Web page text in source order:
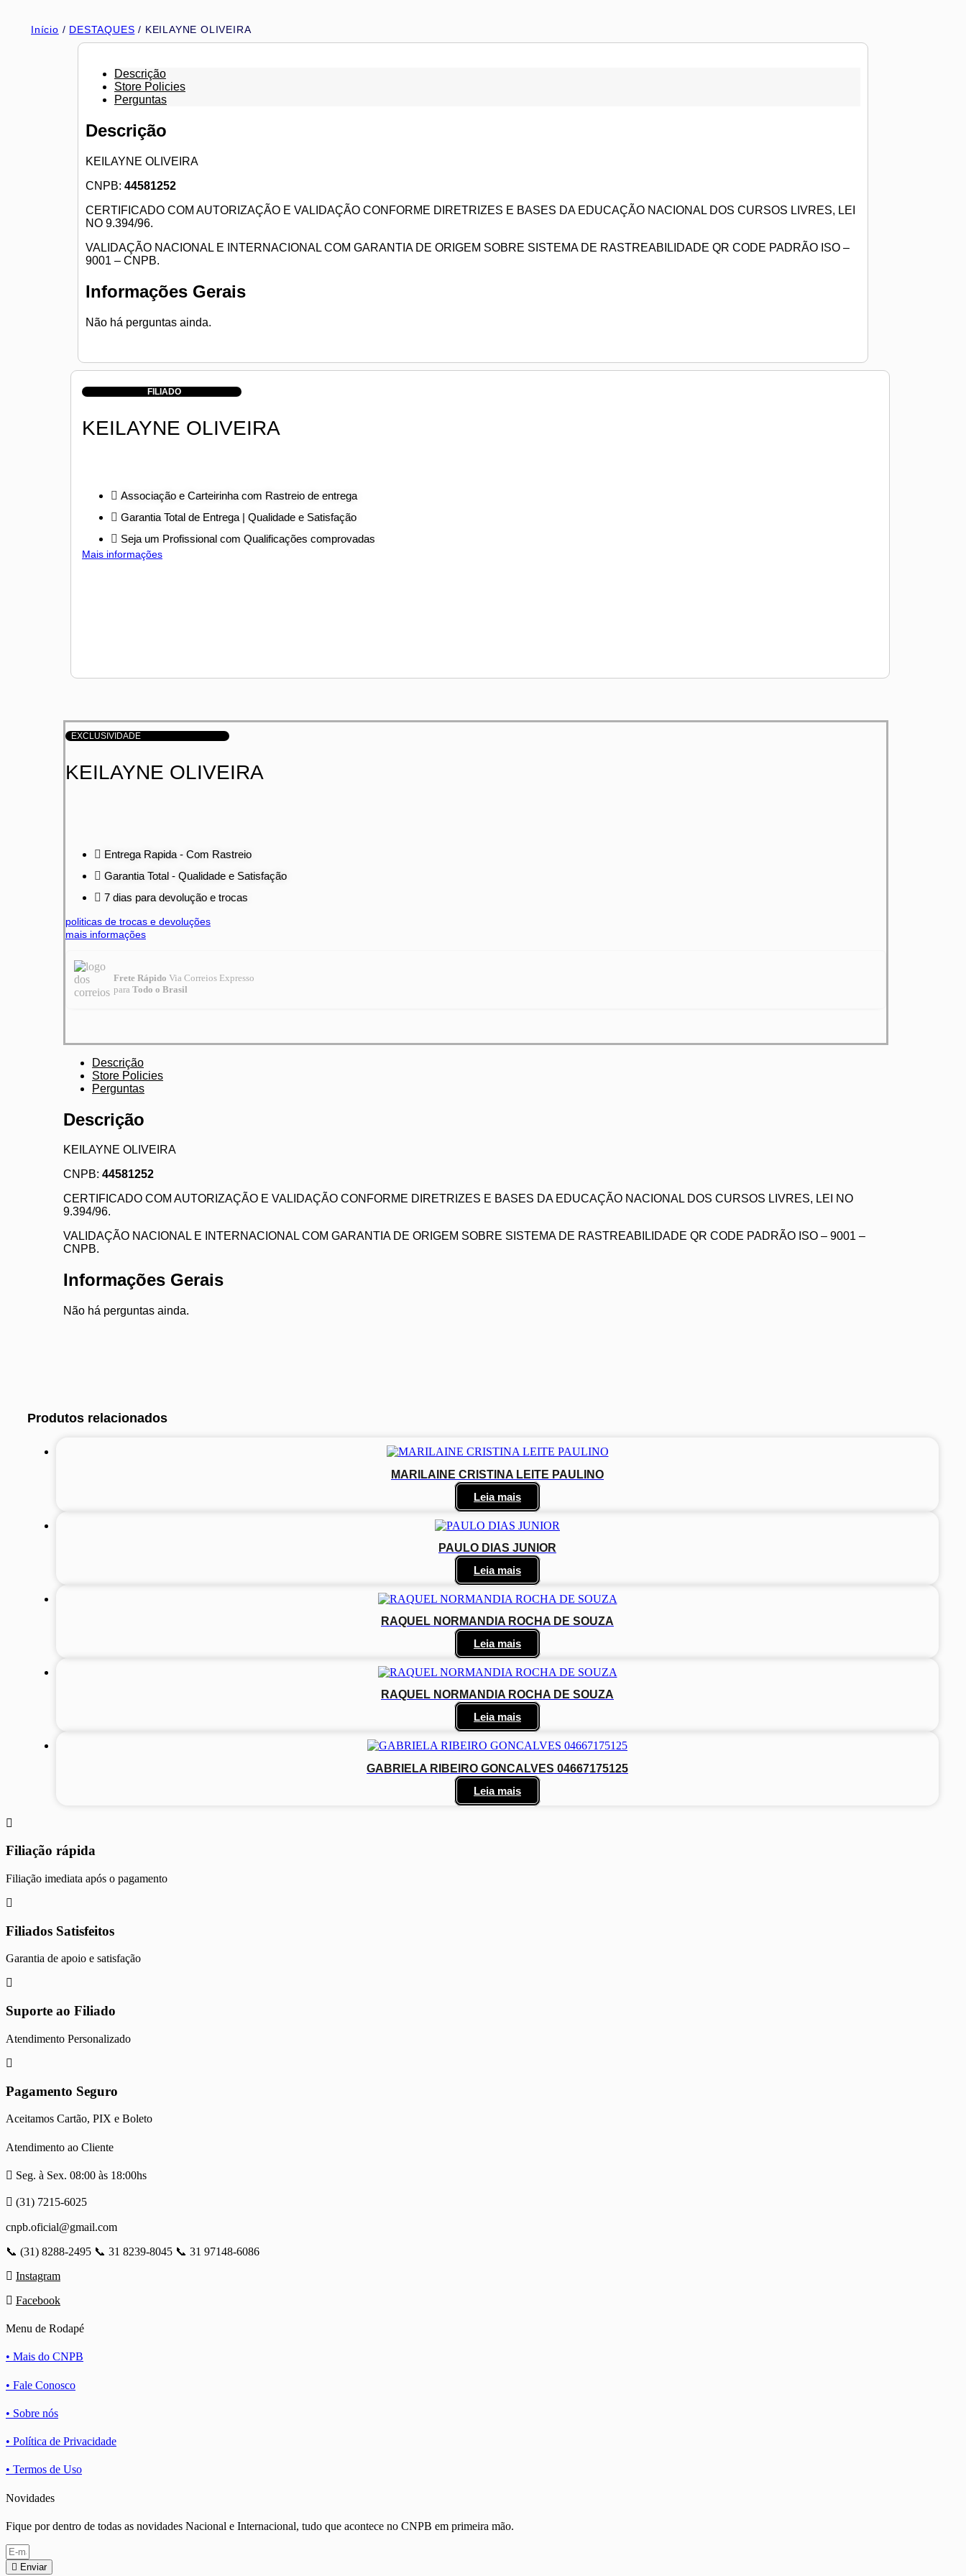
Início / DESTAQUES / KEILAYNE OLIVEIRA
Descrição
Store Policies
Perguntas
Descrição
KEILAYNE OLIVEIRA
CNPB: 44581252
CERTIFICADO COM AUTORIZAÇÃO E VALIDAÇÃO CONFORME DIRETRIZES E BASES DA EDUCAÇÃO NACIONAL DOS CURSOS LIVRES, LEI
NO 9.394/96.
VALIDAÇÃO NACIONAL E INTERNACIONAL COM GARANTIA DE ORIGEM SOBRE SISTEMA DE RASTREABILIDADE QR CODE PADRÃO ISO –
9001 – CNPB.
Informações Gerais
Não há perguntas ainda.
FILIADO
KEILAYNE OLIVEIRA
Associação e Carteirinha com Rastreio de entrega
Garantia Total de Entrega | Qualidade e Satisfação
Seja um Profissional com Qualificações comprovadas
Mais informações
EXCLUSIVIDADE
KEILAYNE OLIVEIRA
Entrega Rapida - Com Rastreio
Garantia Total - Qualidade e Satisfação
7 dias para devolução e trocas
politicas de trocas e devoluções
mais informações
Frete Rápido Via Correios Expresso
para Todo o Brasil
Descrição
Store Policies
Perguntas
Descrição
KEILAYNE OLIVEIRA
CNPB: 44581252
CERTIFICADO COM AUTORIZAÇÃO E VALIDAÇÃO CONFORME DIRETRIZES E BASES DA EDUCAÇÃO NACIONAL DOS CURSOS LIVRES, LEI NO
9.394/96.
VALIDAÇÃO NACIONAL E INTERNACIONAL COM GARANTIA DE ORIGEM SOBRE SISTEMA DE RASTREABILIDADE QR CODE PADRÃO ISO – 9001 –
CNPB.
Informações Gerais
Não há perguntas ainda.
Produtos relacionados
MARILAINE CRISTINA LEITE PAULINO
Leia mais
PAULO DIAS JUNIOR
Leia mais
RAQUEL NORMANDIA ROCHA DE SOUZA
Leia mais
RAQUEL NORMANDIA ROCHA DE SOUZA
Leia mais
GABRIELA RIBEIRO GONCALVES 04667175125
Leia mais
Filiação rápida
Filiação imediata após o pagamento
Filiados Satisfeitos
Garantia de apoio e satisfação
Suporte ao Filiado
Atendimento Personalizado
Pagamento Seguro
Aceitamos Cartão, PIX e Boleto
Atendimento ao Cliente
Seg. à Sex. 08:00 às 18:00hs
(31) 7215-6025
cnpb.oficial@gmail.com
📞 (31) 8288-2495 📞 31 8239-8045 📞 31 97148-6086
Instagram
Facebook
Menu de Rodapé
• Mais do CNPB
• Fale Conosco
• Sobre nós
• Política de Privacidade
• Termos de Uso
Novidades
Fique por dentro de todas as novidades Nacional e Internacional, tudo que acontece no CNPB em primeira mão.
Enviar